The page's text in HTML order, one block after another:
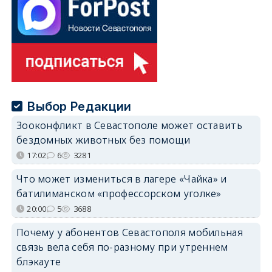
Выбор Редакции
Зооконфликт в Севастополе может оставить
бездомных животных без помощи
17:02 6 3281
Что может измениться в лагере «Чайка» и
батилиманском «профессорском уголке»
20:00 5 3688
Почему у абонентов Севастополя мобильная
связь вела себя по-разному при утреннем
блэкауте